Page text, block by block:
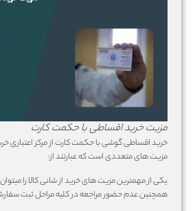
مزیت خرید اقساطی با حکمت کارت
خرید اقساطی گوشی با حکمت کارت از مرکز اعتباری
مزیت های متعددی است که عبارتند از:
یکی از مهمترین مزیت های خرید از شانی کالا را
همچنین عدم حضور مراجعه در کلیه مراحل ثبت سفارش